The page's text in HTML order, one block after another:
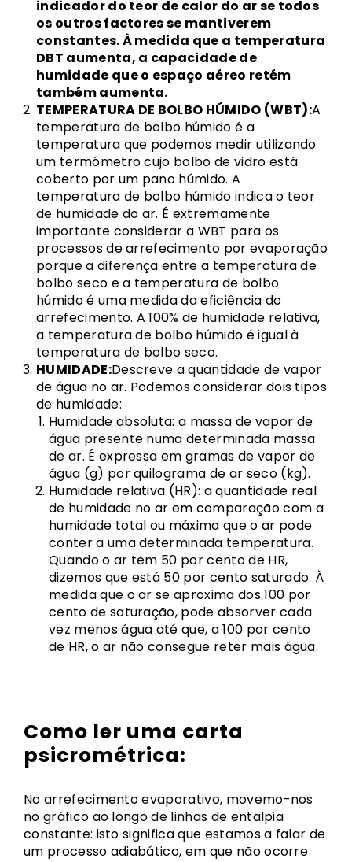
indicador do teor de calor do ar se todos
os outros factores se mantiverem
constantes. À medida que a temperatura
DBT aumenta, a capacidade de
humidade que o espaço aéreo retém
também aumenta.
TEMPERATURA DE BOLBO HÚMIDO (WBT):A
temperatura de bolbo húmido é a
temperatura que podemos medir utilizando
um termómetro cujo bolbo de vidro está
coberto por um pano húmido. A
temperatura de bolbo húmido indica o teor
de humidade do ar. É extremamente
importante considerar a WBT para os
processos de arrefecimento por evaporação
porque a diferença entre a temperatura de
bolbo seco e a temperatura de bolbo
húmido é uma medida da eficiência do
arrefecimento. A 100% de humidade relativa,
a temperatura de bolbo húmido é igual à
temperatura de bolbo seco.
HUMIDADE:Descreve a quantidade de vapor
de água no ar. Podemos considerar dois tipos
de humidade:
Humidade absoluta: a massa de vapor de
água presente numa determinada massa
de ar. É expressa em gramas de vapor de
água (g) por quilograma de ar seco (kg).
Humidade relativa (HR): a quantidade real
de humidade no ar em comparação com a
humidade total ou máxima que o ar pode
conter a uma determinada temperatura.
Quando o ar tem 50 por cento de HR,
dizemos que está 50 por cento saturado. À
medida que o ar se aproxima dos 100 por
cento de saturação, pode absorver cada
vez menos água até que, a 100 por cento
de HR, o ar não consegue reter mais água.
Como ler uma carta
psicrométrica:
No arrefecimento evaporativo, movemo-nos
no gráfico ao longo de linhas de entalpia
constante: isto significa que estamos a falar de
um processo adiabático, em que não ocorre